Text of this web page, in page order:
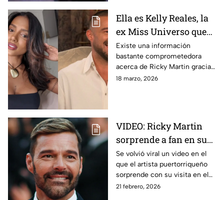
Ella es Kelly Reales, la
ex Miss Universo que
acusó a su pareja de
serle infiel con Ricky
Martin
Existe una información
bastante comprometedora
acerca de Ricky Martin gracias
a esta ex Miss Universo. Ella es
18 marzo, 2026
VIDEO: Ricky Martin
sorprende a fan en su
negocio; así fue su
reacción
Se volvió viral un video en el
que el artista puertorriqueño
sorprende con su visita en el
negocio de una fan.
21 febrero, 2026